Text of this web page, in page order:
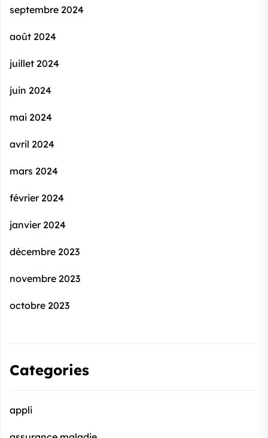
septembre 2024
août 2024
juillet 2024
juin 2024
mai 2024
avril 2024
mars 2024
février 2024
janvier 2024
décembre 2023
novembre 2023
octobre 2023
Categories
appli